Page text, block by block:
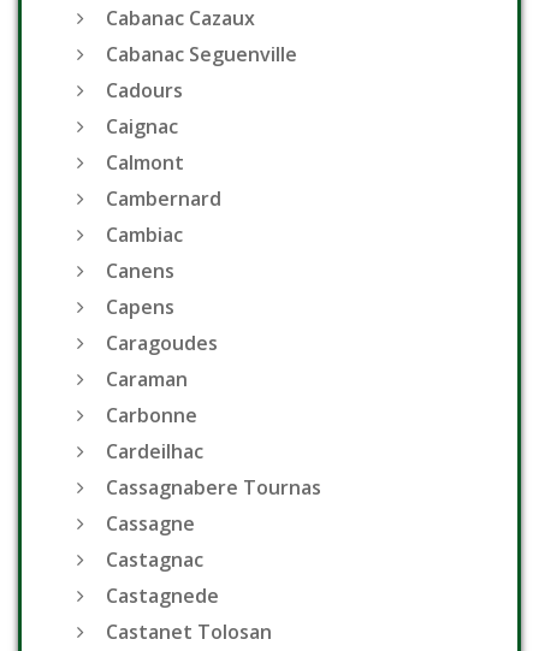
Cabanac Cazaux
Cabanac Seguenville
Cadours
Caignac
Calmont
Cambernard
Cambiac
Canens
Capens
Caragoudes
Caraman
Carbonne
Cardeilhac
Cassagnabere Tournas
Cassagne
Castagnac
Castagnede
Castanet Tolosan